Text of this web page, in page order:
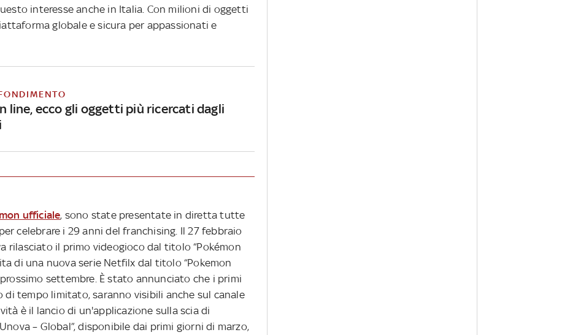
interesse anche in Italia. Con milioni di oggetti
globale e sicura per appassionati e
line, ecco gli oggetti più ricercati dagli
ufficiale, sono state presentate in diretta tutte
celebrare i 29 anni del franchising. Il 27 febbraio
rilasciato il primo videogioco dal titolo “Pokémon
di una nuova serie Netfilx dal titolo “Pokemon
settembre. È stato annunciato che i primi
tempo limitato, saranno visibili anche sul canale
è il lancio di un'applicazione sulla scia di
– Global”, disponibile dai primi giorni di marzo,